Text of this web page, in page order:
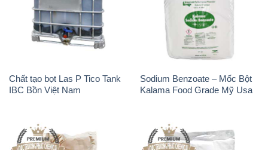
Chất tạo bọt Las P Tico Tank
IBC Bồn Việt Nam
Sodium Benzoate – Mốc Bột
Kalama Food Grade Mỹ Usa